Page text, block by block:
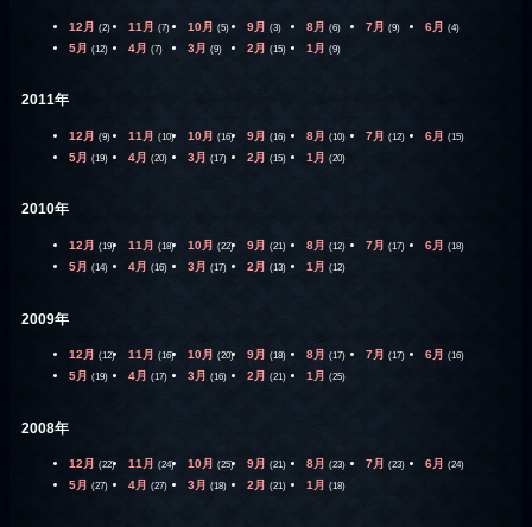
12月 (2) 11月 (7) 10月 (5) 9月 (3) 8月 (6) 7月 (9) 6月 (4)
5月 (12) 4月 (7) 3月 (9) 2月 (15) 1月 (9)
2011年
12月 (9) 11月 (10) 10月 (16) 9月 (16) 8月 (10) 7月 (12) 6月 (15)
5月 (19) 4月 (20) 3月 (17) 2月 (15) 1月 (20)
2010年
12月 (19) 11月 (18) 10月 (22) 9月 (21) 8月 (12) 7月 (17) 6月 (18)
5月 (14) 4月 (16) 3月 (17) 2月 (13) 1月 (12)
2009年
12月 (12) 11月 (16) 10月 (20) 9月 (18) 8月 (17) 7月 (17) 6月 (16)
5月 (19) 4月 (17) 3月 (16) 2月 (21) 1月 (25)
2008年
12月 (22) 11月 (24) 10月 (25) 9月 (21) 8月 (23) 7月 (23) 6月 (24)
5月 (27) 4月 (27) 3月 (18) 2月 (21) 1月 (18)